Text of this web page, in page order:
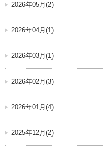
2026年05月(2)
2026年04月(1)
2026年03月(1)
2026年02月(3)
2026年01月(4)
2025年12月(2)